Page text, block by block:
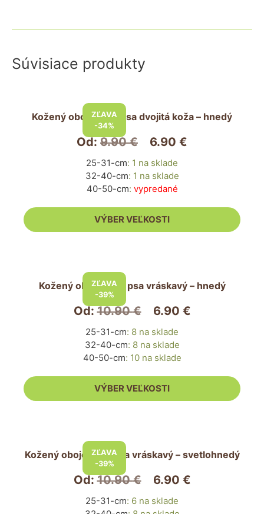
Súvisiace produkty
ZĽAVA
-34%
Kožený obojok pre psa dvojitá koža – hnedý
Od:9.90€ 6.90 €
25-31-cm: 1 na sklade
32-40-cm: 1 na sklade
40-50-cm: vypredané
VÝBER VEĽKOSTI
vybrať
stránke
ZĽAVA
-39%
Kožený obojok pre psa vráskavý – hnedý
Od:10.90€ 6.90 €
25-31-cm: 8 na sklade
32-40-cm: 8 na sklade
40-50-cm: 10 na sklade
VÝBER VEĽKOSTI
vybrať
stránke
ZĽAVA
-39%
Kožený obojok pre psa vráskavý – svetlohnedý
Od:10.90€ 6.90 €
25-31-cm: 6 na sklade